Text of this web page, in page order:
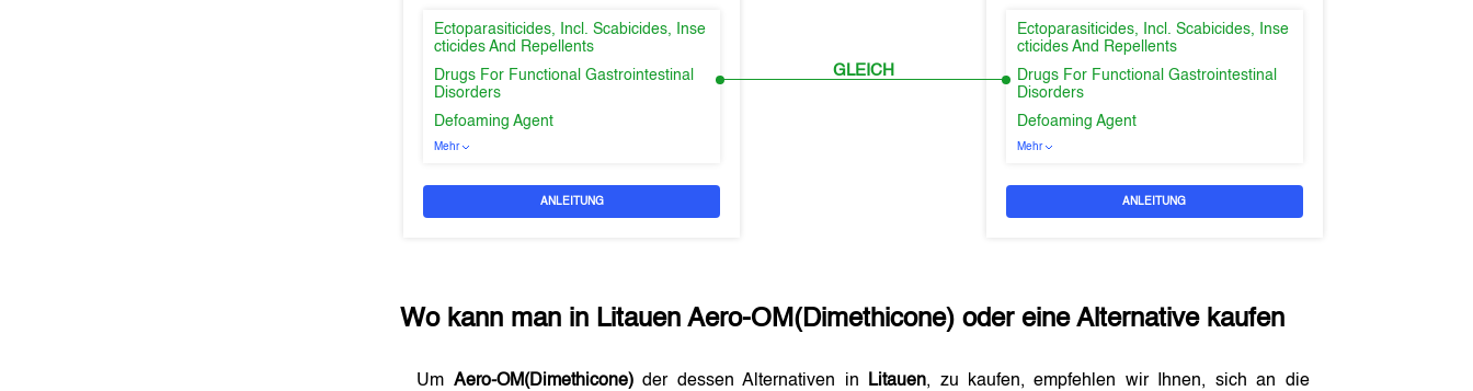
Ectoparasiticides, Incl. Scabicides, Inse
cticides And Repellents
Drugs For Functional Gastrointestinal
Disorders
Defoaming Agent
Mehr
ANLEITUNG
GLEICH
Ectoparasiticides, Incl. Scabicides, Inse
cticides And Repellents
Drugs For Functional Gastrointestinal
Disorders
Defoaming Agent
Mehr
ANLEITUNG
Wo kann man in Litauen Aero-OM(Dimethicone) oder eine Alternative kaufen
Um Aero-OM(Dimethicone)der dessen Alternativen in Litauen, zu kaufen, empfehlen wir Ihnen, sich an die